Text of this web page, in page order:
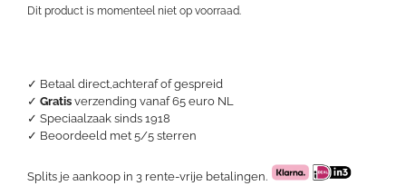
✓ Betaal direct,achteraf of gespreid
✓ Gratis verzending vanaf 65 euro NL
✓ Speciaalzaak sinds 1918
✓ Beoordeeld met 5/5 sterren
Splits je aankoop in 3 rente-vrije betalingen.
Dit product is momenteel niet op voorraad.